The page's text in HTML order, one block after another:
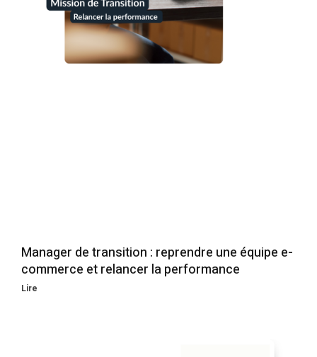
Manager de transition : reprendre une équipe e-
commerce et relancer la performance
Lire